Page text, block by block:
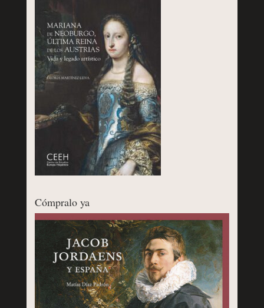
Cómpralo ya